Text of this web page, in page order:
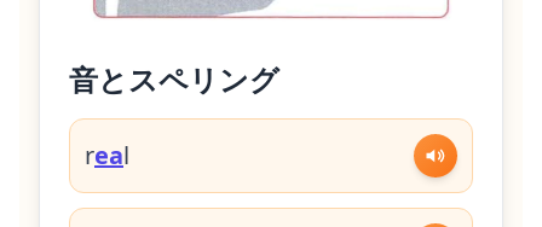
音とスペリング
real